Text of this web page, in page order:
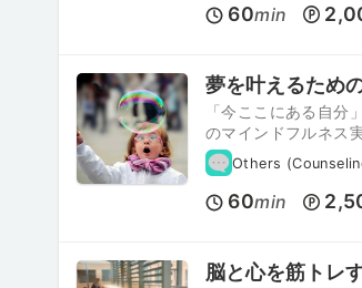
60min
夢を叶えるため
「今ここにある自分
のマインドフルネス
Others
60min
脳と心を筋トレ